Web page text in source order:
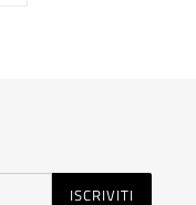
ISCRIVITI